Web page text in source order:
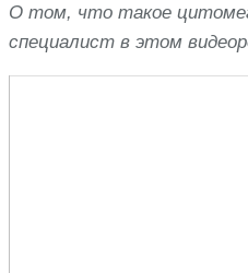
О том, что такое
специалист в этом